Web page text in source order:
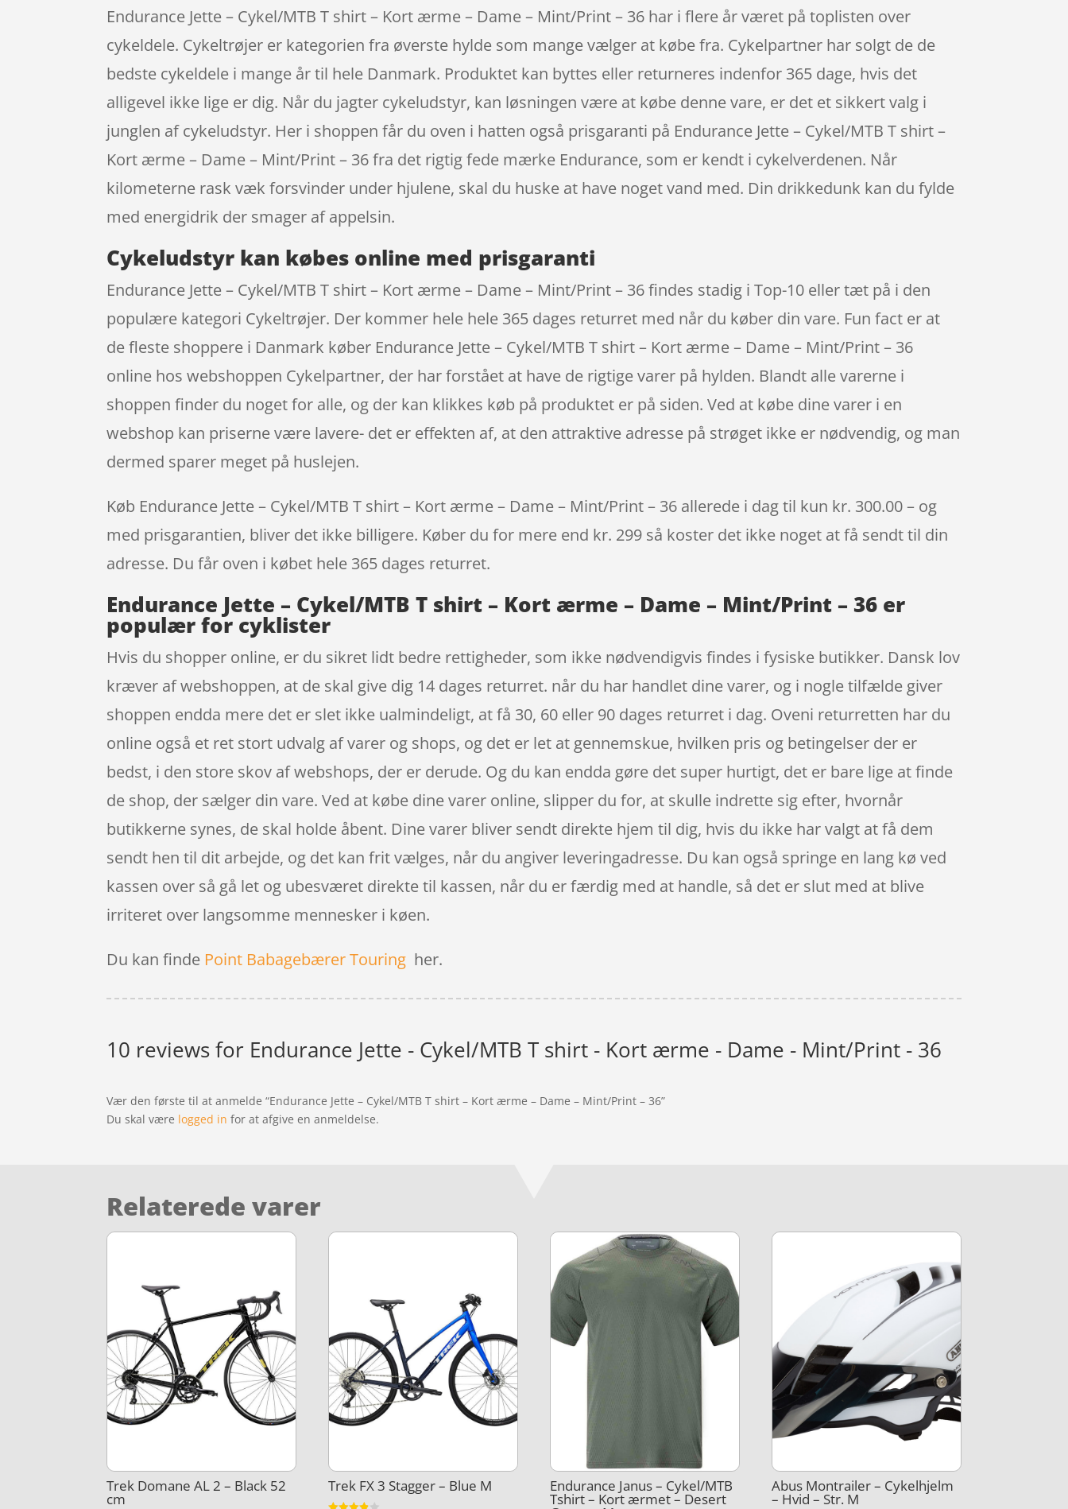
Endurance Jette – Cykel/MTB T shirt – Kort ærme – Dame – Mint/Print – 36 har i flere år været på toplisten over
cykeldele. Cykeltrøjer er kategorien fra øverste hylde som mange vælger at købe fra. Cykelpartner har solgt de de
bedste cykeldele i mange år til hele Danmark. Produktet kan byttes eller returneres indenfor 365 dage, hvis det
alligevel ikke lige er dig. Når du jagter cykeludstyr, kan løsningen være at købe denne vare, er det et sikkert valg i
junglen af cykeludstyr. Her i shoppen får du oven i hatten også prisgaranti på Endurance Jette – Cykel/MTB T shirt –
Kort ærme – Dame – Mint/Print – 36 fra det rigtig fede mærke Endurance, som er kendt i cykelverdenen. Når
kilometerne rask væk forsvinder under hjulene, skal du huske at have noget vand med. Din drikkedunk kan du fylde
med energidrik der smager af appelsin.
Cykeludstyr kan købes online med prisgaranti
Endurance Jette – Cykel/MTB T shirt – Kort ærme – Dame – Mint/Print – 36 findes stadig i Top-10 eller tæt på i den
populære kategori Cykeltrøjer. Der kommer hele hele 365 dages returret med når du køber din vare. Fun fact er at
de fleste shoppere i Danmark køber Endurance Jette – Cykel/MTB T shirt – Kort ærme – Dame – Mint/Print – 36
online hos webshoppen Cykelpartner, der har forstået at have de rigtige varer på hylden. Blandt alle varerne i
shoppen finder du noget for alle, og der kan klikkes køb på produktet er på siden. Ved at købe dine varer i en
webshop kan priserne være lavere- det er effekten af, at den attraktive adresse på strøget ikke er nødvendig, og man
dermed sparer meget på huslejen.
Køb Endurance Jette – Cykel/MTB T shirt – Kort ærme – Dame – Mint/Print – 36 allerede i dag til kun kr. 300.00 – og
med prisgarantien, bliver det ikke billigere. Køber du for mere end kr. 299 så koster det ikke noget at få sendt til din
adresse. Du får oven i købet hele 365 dages returret.
Endurance Jette – Cykel/MTB T shirt – Kort ærme – Dame – Mint/Print – 36 er
populær for cyklister
Hvis du shopper online, er du sikret lidt bedre rettigheder, som ikke nødvendigvis findes i fysiske butikker. Dansk lov
kræver af webshoppen, at de skal give dig 14 dages returret. når du har handlet dine varer, og i nogle tilfælde giver
shoppen endda mere det er slet ikke ualmindeligt, at få 30, 60 eller 90 dages returret i dag. Oveni returretten har du
online også et ret stort udvalg af varer og shops, og det er let at gennemskue, hvilken pris og betingelser der er
bedst, i den store skov af webshops, der er derude. Og du kan endda gøre det super hurtigt, det er bare lige at finde
de shop, der sælger din vare. Ved at købe dine varer online, slipper du for, at skulle indrette sig efter, hvornår
butikkerne synes, de skal holde åbent. Dine varer bliver sendt direkte hjem til dig, hvis du ikke har valgt at få dem
sendt hen til dit arbejde, og det kan frit vælges, når du angiver leveringadresse. Du kan også springe en lang kø ved
kassen over så gå let og ubesværet direkte til kassen, når du er færdig med at handle, så det er slut med at blive
irriteret over langsomme mennesker i køen.
Du kan finde Point Babagebærer Touring her.
10 reviews for Endurance Jette - Cykel/MTB T shirt - Kort ærme - Dame - Mint/Print - 36
Vær den første til at anmelde “Endurance Jette – Cykel/MTB T shirt – Kort ærme – Dame – Mint/Print – 36”
Du skal være logged in for at afgive en anmeldelse.
Relaterede varer
Trek Domane AL 2 – Black 52
cm
Trek FX 3 Stagger – Blue M Endurance Janus – Cykel/MTB
Tshirt – Kort ærmet – Desert
Abus Montrailer – Cykelhjelm
– Hvid – Str. M